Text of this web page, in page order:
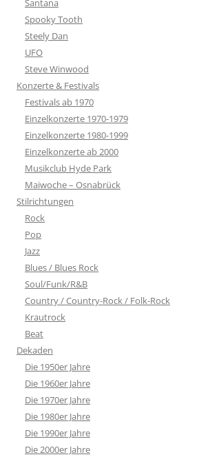
Santana
Spooky Tooth
Steely Dan
UFO
Steve Winwood
Konzerte & Festivals
Festivals ab 1970
Einzelkonzerte 1970-1979
Einzelkonzerte 1980-1999
Einzelkonzerte ab 2000
Musikclub Hyde Park
Maiwoche – Osnabrück
Stilrichtungen
Rock
Pop
Jazz
Blues / Blues Rock
Soul/Funk/R&B
Country / Country-Rock / Folk-Rock
Krautrock
Beat
Dekaden
Die 1950er Jahre
Die 1960er Jahre
Die 1970er Jahre
Die 1980er Jahre
Die 1990er Jahre
Die 2000er Jahre